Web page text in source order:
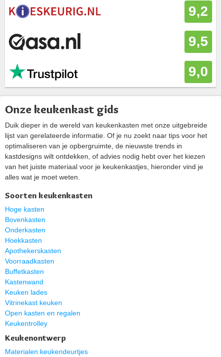
9,2
9,5
9,0
Onze keukenkast gids
Duik dieper in de wereld van keukenkasten met onze uitgebreide
lijst van gerelateerde informatie. Of je nu zoekt naar tips voor het
optimaliseren van je opbergruimte, de nieuwste trends in
kastdesigns wilt ontdekken, of advies nodig hebt over het kiezen
van het juiste materiaal voor je keukenkastjes, hieronder vind je
alles wat je moet weten.
Soorten keukenkasten
Hoge kasten
Bovenkasten
Onderkasten
Hoekkasten
Apothekerskasten
Voorraadkasten
Buffetkasten
Kastenwand
Keuken lades
Vitrinekast keuken
Open kasten en regalen
Keukentrolley
Keukenontwerp
Materialen keukendeurtjes